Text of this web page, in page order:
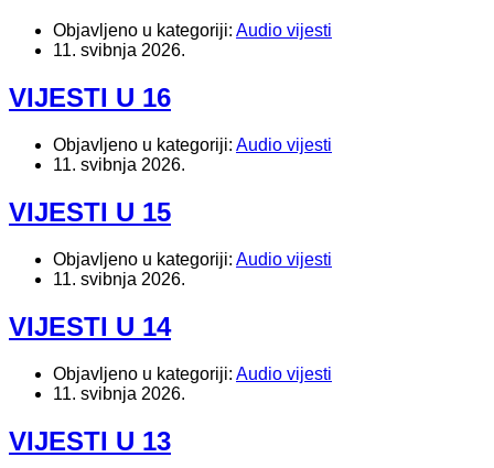
Objavljeno u kategoriji: Audio vijesti
11. svibnja 2026.
VIJESTI U 16
Objavljeno u kategoriji: Audio vijesti
11. svibnja 2026.
VIJESTI U 15
Objavljeno u kategoriji: Audio vijesti
11. svibnja 2026.
VIJESTI U 14
Objavljeno u kategoriji: Audio vijesti
11. svibnja 2026.
VIJESTI U 13